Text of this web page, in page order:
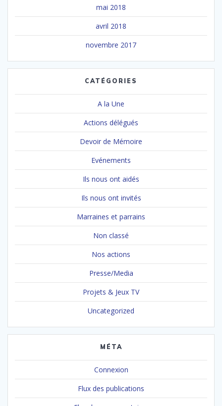
mai 2018
avril 2018
novembre 2017
CATÉGORIES
A la Une
Actions délégués
Devoir de Mémoire
Evénements
Ils nous ont aidés
Ils nous ont invités
Marraines et parrains
Non classé
Nos actions
Presse/Media
Projets & Jeux TV
Uncategorized
MÉTA
Connexion
Flux des publications